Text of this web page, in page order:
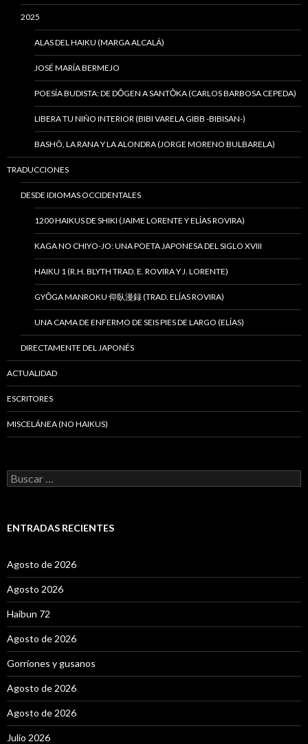
2025
ALAS DEL HAIKU (MARGA ALCALÁ)
JOSÉ MARÍA BERMEJO
POESÍA BUDISTA: DE DŌGEN A SANTŌKA (CARLOS BARBOSA CEPEDA)
LIBERA TU NIÑO INTERIOR (BIBI VARELA GIBB -BIBISAN-)
BASHÔ, LA RANA Y LA ALONDRA (JORGE MORENO BULBARELA)
TRADUCCIONES
DESDE IDIOMAS OCCIDENTALES
1200 HAIKUS DE SHIKI (JAIME LORENTE Y ELÍAS ROVIRA)
KAGA NO CHIYO-JO: UNA POETA JAPONESA DEL SIGLO XVIII
HAIKU 1 (R.H. BLYTH TRAD. E. ROVIRA Y J. LORENTE)
GYŌGA MANROKU 仰臥漫録 (TRAD. ELÍAS ROVIRA)
UNA CAMA DE ENFERMO DE SEIS PIES DE LARGO (ELÍAS)
DIRECTAMENTE DEL JAPONÉS
ACTUALIDAD
ESCRITORES
MISCELÁNEA (NO HAIKUS)
B
u
a
ENTRADAS RECIENTES
Agosto de 2026
Agosto 2026
Haibun 72
Agosto de 2026
Gorriones y gusanos
Agosto de 2026
Agosto de 2026
Julio 2026